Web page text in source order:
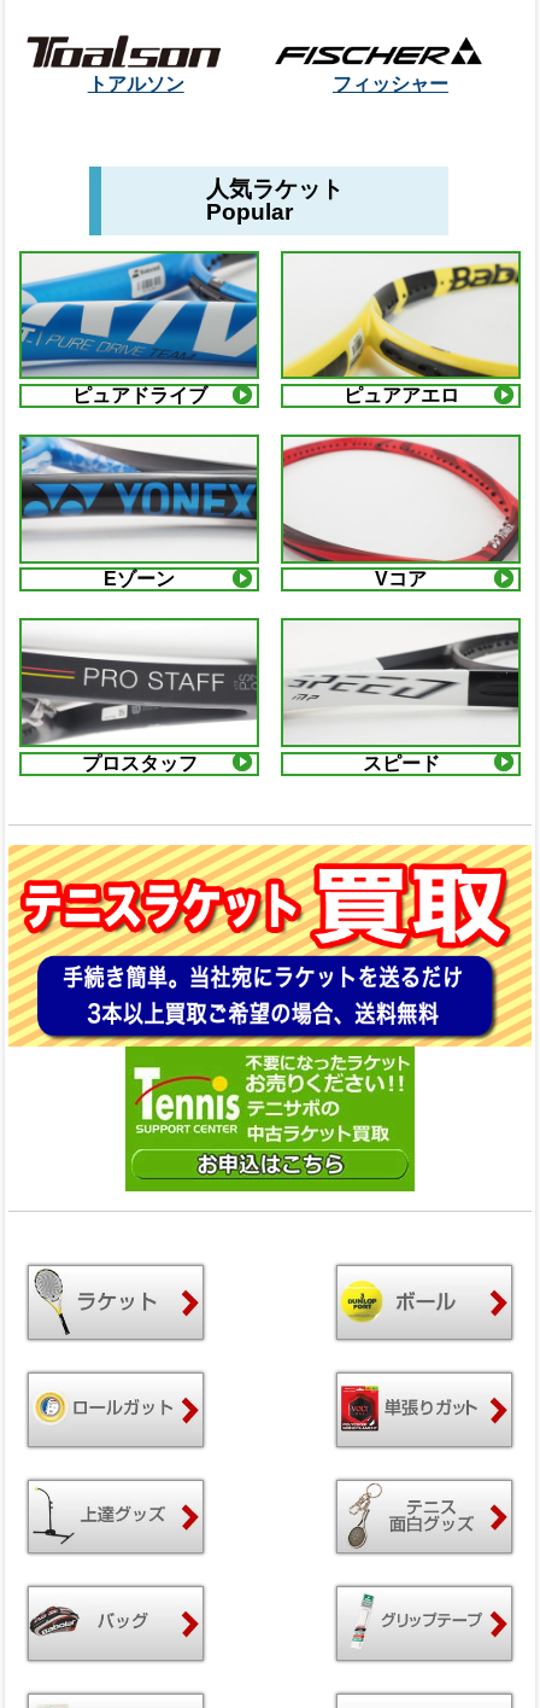
トアルソン フィッシャー
人気ラケット
Popular
ピュアドライブ ピュアアエロ
Eゾーン Vコア
プロスタッフ スピード